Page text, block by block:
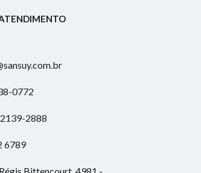
0772
2888
6789